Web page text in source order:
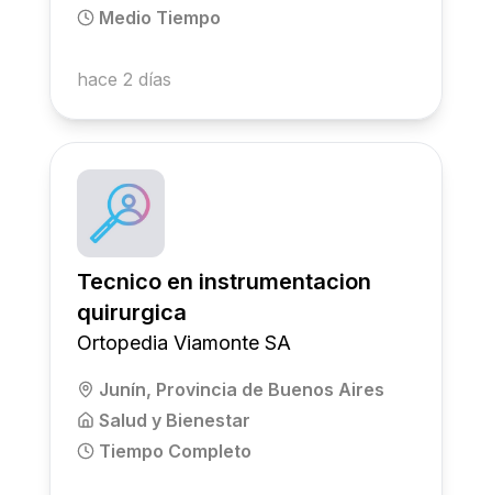
Medio Tiempo
hace 2 días
Tecnico en instrumentacion
quirurgica
Ortopedia Viamonte SA
Junín, Provincia de Buenos Aires
Salud y Bienestar
Tiempo Completo